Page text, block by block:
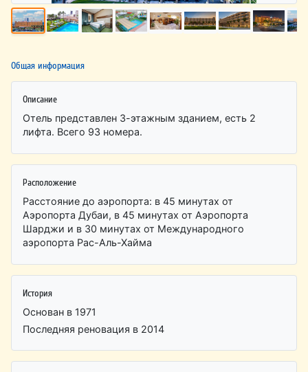
Общая информация
Описание
Отель представлен 3-этажным зданием, есть 2
лифта. Всего 93 номера.
Расположение
Расстояние до аэропорта: в 45 минутах от
Аэропорта Дубаи, в 45 минутах от Аэропорта
Шарджи и в 30 минутах от Международного
аэропорта Рас-Аль-Хайма
История
Основан в 1971
Последняя реновация в 2014